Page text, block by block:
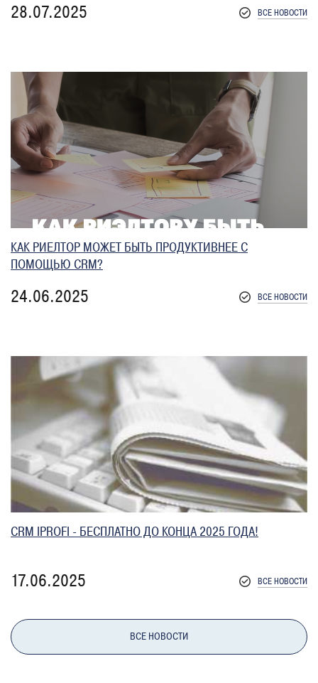
28.07.2025 ВСЕ НОВОСТИ
КАК РИЕЛТОР МОЖЕТ БЫТЬ ПРОДУКТИВНЕЕ С
ПОМОЩЬЮ CRM?
24.06.2025 ВСЕ НОВОСТИ
CRM IPROFI - БЕСПЛАТНО ДО КОНЦА 2025 ГОДА!
17.06.2025 ВСЕ НОВОСТИ
ВСЕ НОВОСТИ